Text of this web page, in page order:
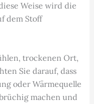
Weise wird die
dem Stoff
trockenen Ort,
Sie darauf, dass
oder Wärmequelle
machen und